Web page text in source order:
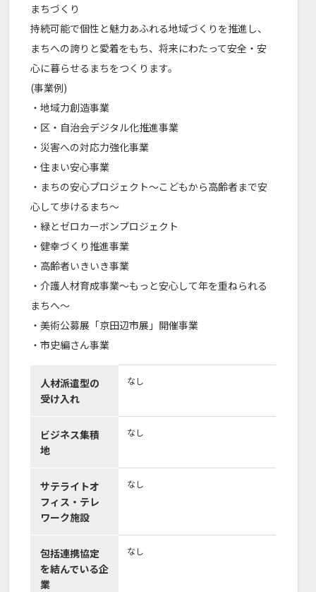
まちづくり
持続可能で個性と魅力あふれる地域づくりを推進し、
まちへの誇りと愛着をもち、将来にわたって安全・安
心に暮らせるまちをつくります。
(事業例)
・地域力創造事業
・区・自治会デジタル化推進事業
・災害への対応力強化事業
・住まい安心事業
・まちの安心プロジェクト～こどもから高齢者まで安
心して歩けるまち～
・緑とゼロカーボンプロジェクト
・健幸づくり推進事業
・高齢者いきいき事業
・介護人材育成事業～もっと安心して年を重ねられる
まちへ～
・美術公募展「京田辺市展」開催事業
・市史編さん事業
人材派遣型の
受け入れ
なし
ビジネス集積
地
なし
サテライトオ
フィス・テレ
ワーク施設
なし
包括連携協定
を結んでいる企
業
なし